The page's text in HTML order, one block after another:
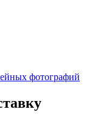
фотографий